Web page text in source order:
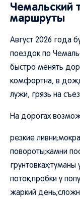
Чемальский
маршруты
Август 2026 года
поездок по
быстро менять
комфортна, в
лужи, грязь на
На дорогах
резкие
повороты;камни
грунтовках;туманы
поток;пробки у
жаркий